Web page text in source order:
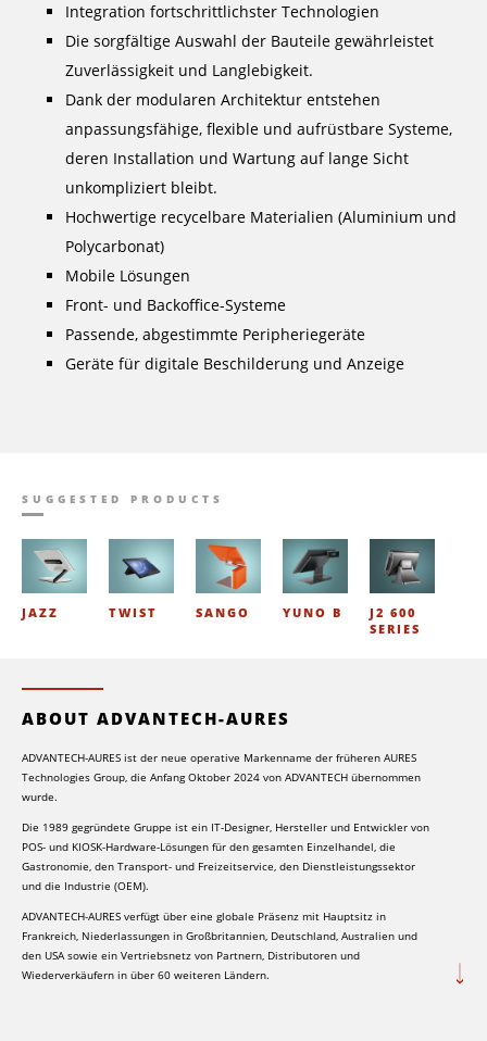
Integration fortschrittlichster Technologien
Die sorgfältige Auswahl der Bauteile gewährleistet
Zuverlässigkeit und Langlebigkeit.
Dank der modularen Architektur entstehen
anpassungsfähige, flexible und aufrüstbare Systeme,
deren Installation und Wartung auf lange Sicht
unkompliziert bleibt.
Hochwertige recycelbare Materialien (Aluminium und
Polycarbonat)
Mobile Lösungen
Front- und Backoffice-Systeme
Passende, abgestimmte Peripheriegeräte
Geräte für digitale Beschilderung und Anzeige
SUGGESTED PRODUCTS
JAZZ TWIST SANGO YUNO B
J2 600
SERIES
ABOUT ADVANTECH-AURES
ADVANTECH-AURES ist der neue operative Markenname der früheren AURES
Technologies Group, die Anfang Oktober 2024 von ADVANTECH übernommen
wurde.
Die 1989 gegründete Gruppe ist ein IT-Designer, Hersteller und Entwickler von
POS- und KIOSK-Hardware-Lösungen für den gesamten Einzelhandel, die
Gastronomie, den Transport- und Freizeitservice, den Dienstleistungssektor
und die Industrie (OEM).
ADVANTECH-AURES verfügt über eine globale Präsenz mit Hauptsitz in
Frankreich, Niederlassungen in Großbritannien, Deutschland, Australien und
den USA sowie ein Vertriebsnetz von Partnern, Distributoren und
Wiederverkäufern in über 60 weiteren Ländern.